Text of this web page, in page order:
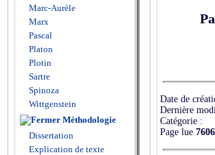
Marc-Aurèle
Marx
Pascal
Platon
Plotin
Sartre
Spinoza
Wittgenstein
Méthodologie
Dissertation
Explication de texte
Date de
Dernière
Catégorie :
Page lue